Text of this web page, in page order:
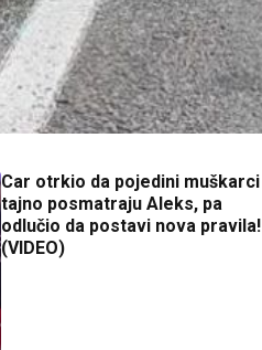
Car otrkio da pojedini muškarci
tajno posmatraju Aleks, pa
odlučio da postavi nova pravila!
(VIDEO)